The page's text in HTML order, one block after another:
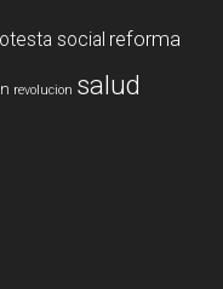
social reforma
revolucion salud